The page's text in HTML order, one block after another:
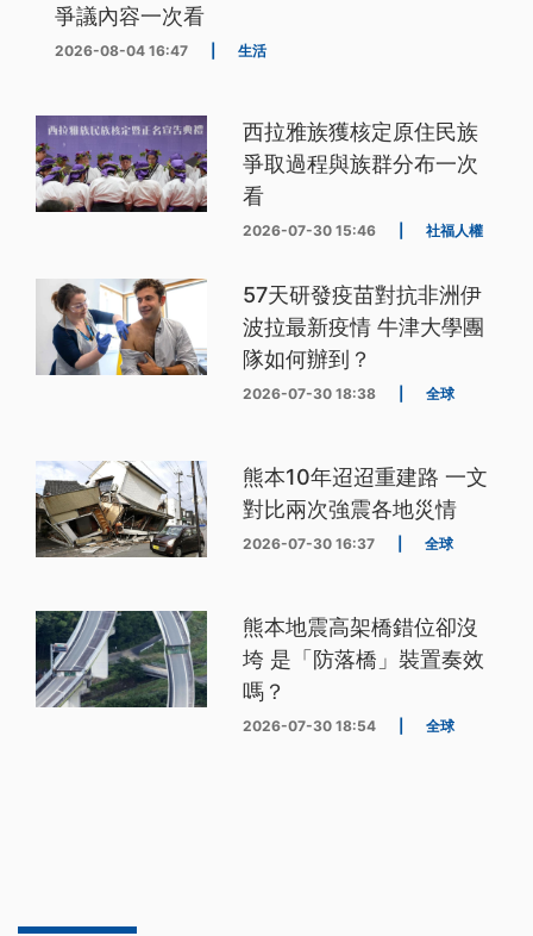
爭議內容一次看
2026-08-04 16:47 生活
西拉雅族獲核定原住民族
爭取過程與族群分布一次
看
2026-07-30 15:46 社福人權
57天研發疫苗對抗非洲伊
波拉最新疫情 牛津大學團
隊如何辦到？
2026-07-30 18:38 全球
熊本10年迢迢重建路 一文
對比兩次強震各地災情
2026-07-30 16:37 全球
熊本地震高架橋錯位卻沒
垮 是「防落橋」裝置奏效
嗎？
2026-07-30 18:54 全球